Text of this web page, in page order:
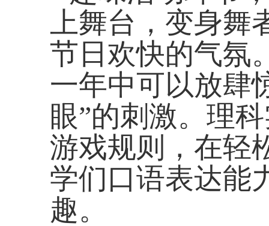
上舞台，变身
节日欢快的气氛
一年中可以放肆
眼”的刺激。理
游戏规则，在轻
学们口语表达能
趣。